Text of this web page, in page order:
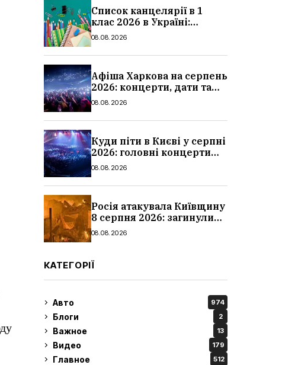
Список канцелярії в 1
клас 2026 в Україні:
повний чек-лист для
08.08.2026
Афіша Харкова на серпень
2026: концерти, дати та
ціни квитків
08.08.2026
Куди піти в Києві у серпні
2026: головні концерти
місяця, дати, артисти та
08.08.2026
Росія атакувала Київщину
8 серпня 2026: загинули
троє людей, серед них
08.08.2026
КАТЕГОРІЇ
Авто 974
Блоги 2
Важное 13
Видео 179
Главное 512